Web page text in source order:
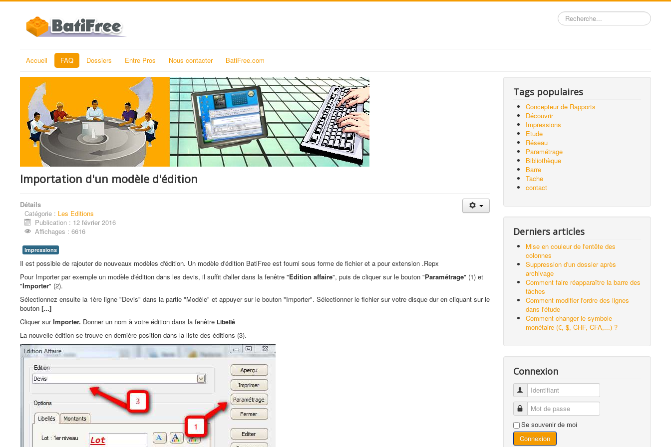
Rechercher
Accueil FAQ Dossiers Entre Pros Nous contacter BatiFree.com
Importation d'un modèle d'édition
Détails
Catégorie : Les Editions
Publication : 12 février 2016
Affichages : 6616
Impressions
Il est possible de rajouter de nouveaux modèles d'édition. Un modèle d'édition BatiFree est fourni sous forme de fichier et a pour extension .Repx
Pour Importer par exemple un modèle d'édition dans les devis, il suffit d'aller dans la fenêtre "Edition affaire", puis de cliquer sur le bouton "Paramétrage" (1) et
"Importer" (2).
Sélectionnez ensuite la 1ère ligne "Devis" dans la partie "Modèle" et appuyer sur le bouton "Importer". Sélectionner le fichier sur votre disque dur en cliquant sur le
bouton [...]
Cliquer surImporter. Donner un nom à votre édition dans la fenêtre Libellé
La nouvelle édition se trouve en dernière position dans la liste des éditions (3).
Tags populaires
Concepteur de Rapports
Découvrir
Impressions
Etude
Réseau
Paramétrage
Bibliothèque
Barre
Tache
contact
Derniers articles
Mise en couleur de l'entête des
colonnes
Suppression d'un dossier après
archivage
Comment faire réapparaître la barre des
tâches
Comment modifier l'ordre des lignes
dans l'étude
Comment changer le symbole
monétaire (€, $, CHF, CFA,...) ?
Connexion
Identifiant
Mot de passe
Se souvenir de moi
Connexion